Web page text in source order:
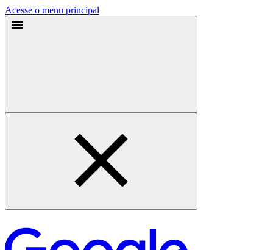
Acesse o menu principal